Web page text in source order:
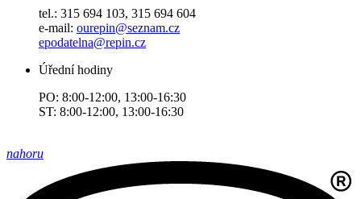
tel.: 315 694 103, 315 694 604
e-mail: ourepin@seznam.cz
epodatelna@repin.cz
Úřední hodiny
PO: 8:00-12:00, 13:00-16:30
ST: 8:00-12:00, 13:00-16:30
nahoru